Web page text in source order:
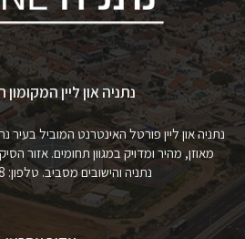
נתניה און ליין המקומון
נתניה און ליין פורטל האינטרנט המוביל
מאוזן, מהיר ומדויק במגוון תחומים. אזור
נתניה והישובים מסביב. טלפון: 050-8491248